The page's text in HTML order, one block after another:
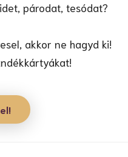
párodat, tesódat?
akkor ne hagyd ki!